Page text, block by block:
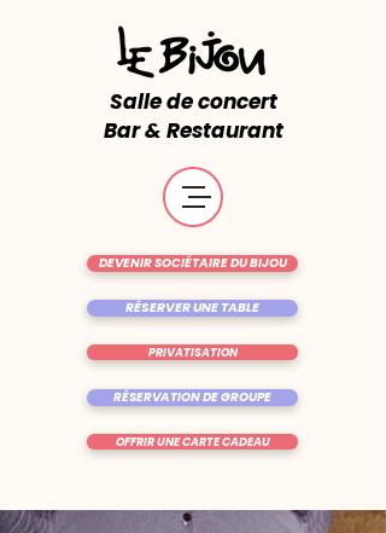
Salle de concert
Bar & Restaurant
RÉSERVER UNE TABLE
OFFRIR UNE CARTE CADEAU
DEVENIR SOCIÉTAIRE DU BIJOU
RÉSERVATION DE GROUPE
PRIVATISATION